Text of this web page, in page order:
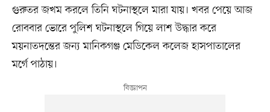
গুরুতর জখম করলে তিনি ঘটনাস্থলে মারা যায়। খবর পেয়ে আজ
রোববার ভোরে পুলিশ ঘটনাস্থলে গিয়ে লাশ উদ্ধার করে
ময়নাতদন্তের জন্য মানিকগঞ্জ মেডিকেল কলেজ হাসপাতালের
মর্গে পাঠায়।